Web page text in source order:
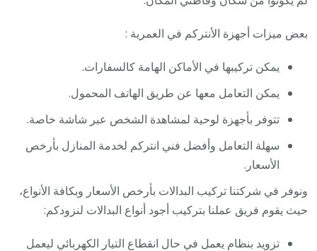
بعض ميزات أجهزة الأنتركم في العمرية :
يمكن تركيبها في الأماكن الهامة كالسفارات.
يمكن التعامل معها عن طريق الهاتف المحمول.
تتوفر بأجهزة لوحية لمشاهدة الشخص عبر شاشة خاصة.
سهلة التعامل وأفضل فني انتركم لخدمة المنازل بأرخص
الأسعار.
ونوفر في شركتنا تركيب البدالات بأرخص الأسعار وبكافة الأنواع،
حيث يقوم فريق عملنا بتركيب أجود أنواع البدالات لنزودكم:
تزويد بنظام يعمل في حال انقطاع التيار الكهربائي ليعمل